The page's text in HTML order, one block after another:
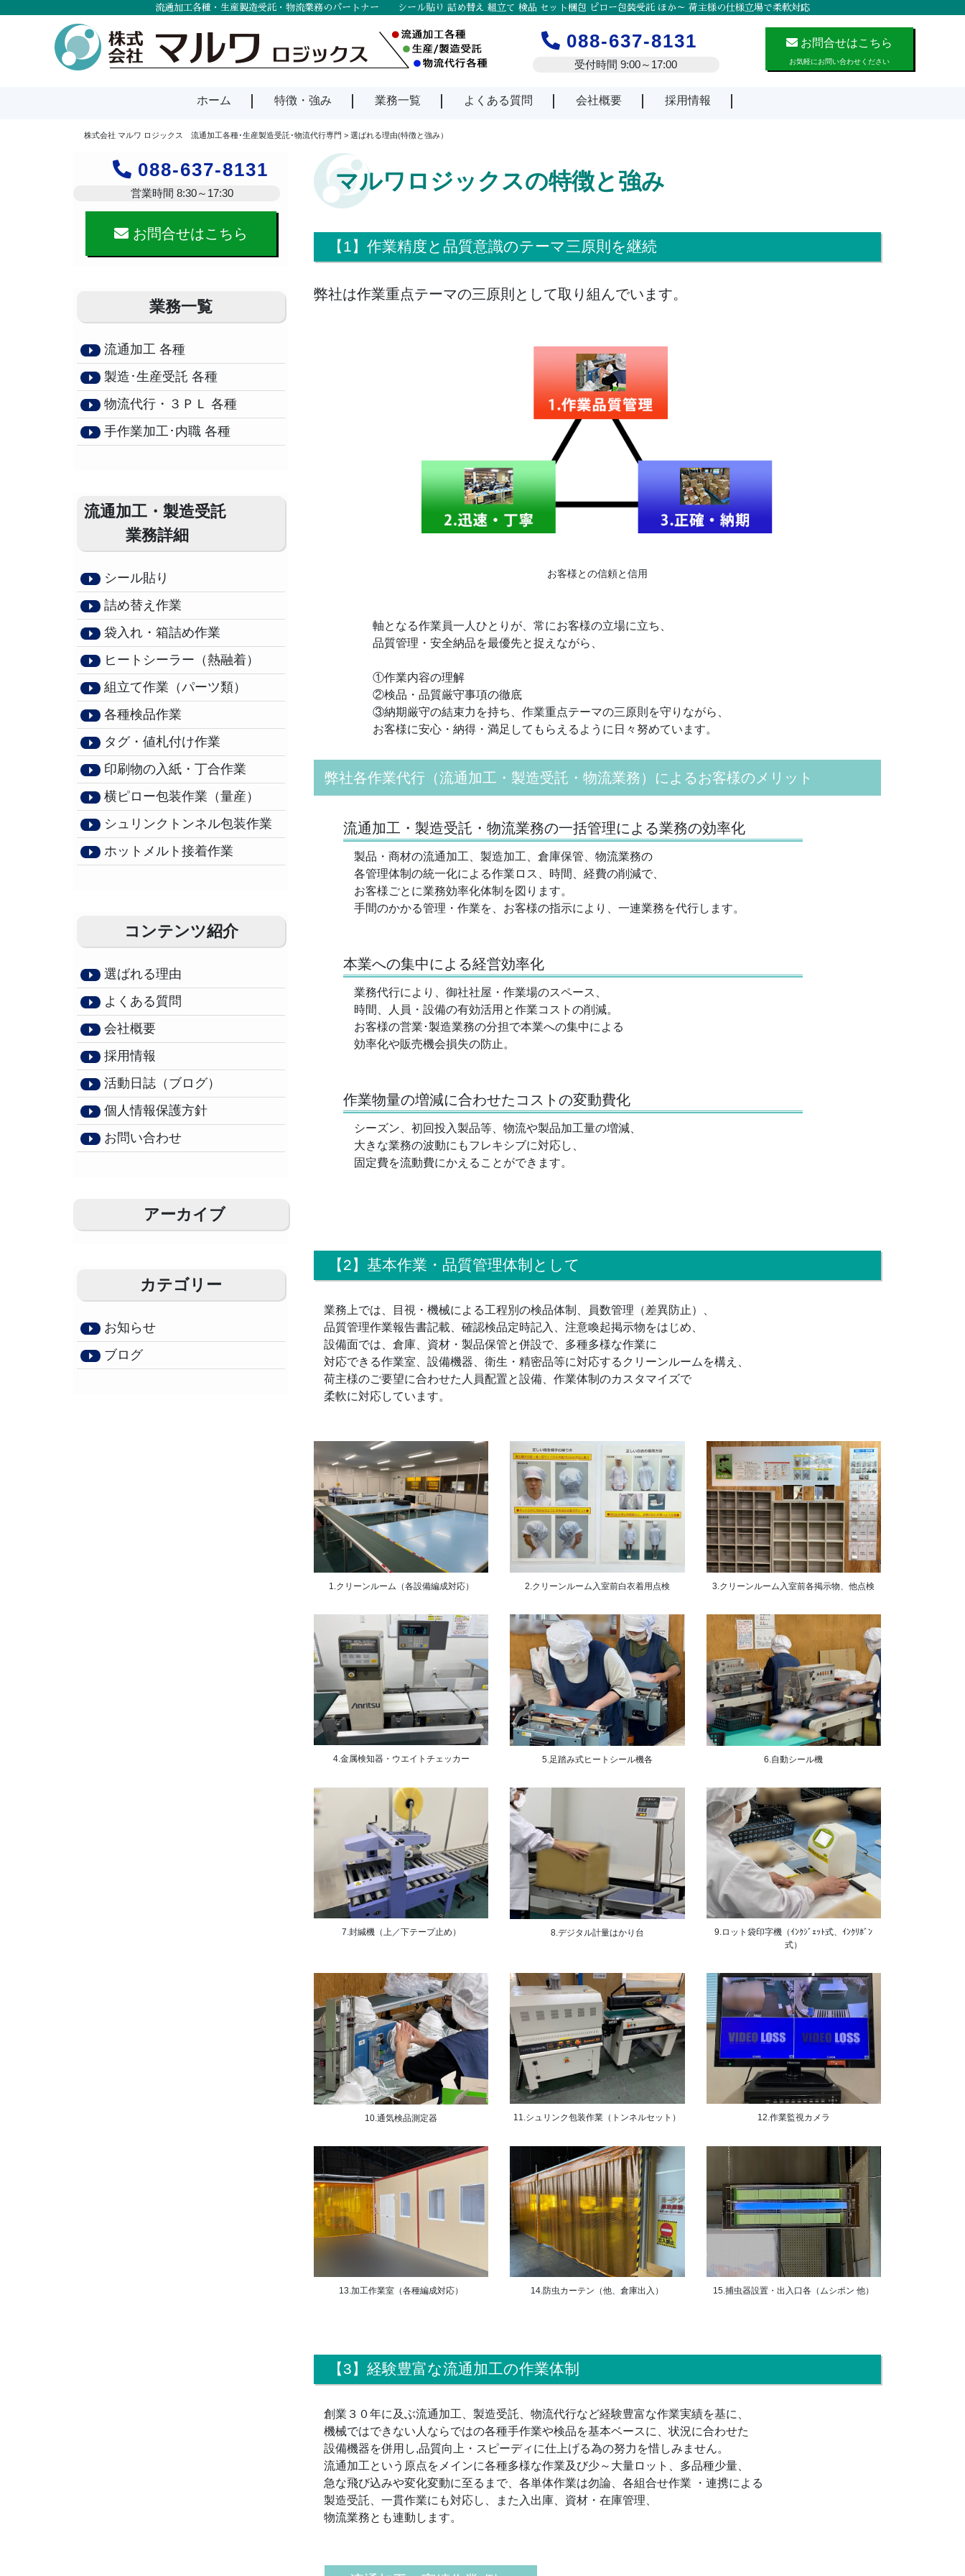
流通加工各種・生産製造受託・物流業務のパートナー シール貼り 詰め替え 組立て 検品 セット梱包 ピロー包装受託 ほか～ 荷主様の仕様立場で柔軟対応
088-637-8131
受付時間 9:00～17:00
お問合せはこちら
お気軽にお問い合わせください
ホーム 特徴・強み 業務一覧 よくある質問 会社概要 採用情報
株式会社 マルワ ロジックス 流通加工各種･生産製造受託･物流代行専門 > 選ばれる理由(特徴と強み）
マルワロジックスの特徴と強み
【1】作業精度と品質意識のテーマ三原則を継続
弊社は作業重点テーマの三原則として取り組んでいます。
お客様との信頼と信用
軸となる作業員一人ひとりが、常にお客様の立場に立ち、
品質管理・安全納品を最優先と捉えながら、
①作業内容の理解
②検品・品質厳守事項の徹底
③納期厳守の結束力を持ち、作業重点テーマの三原則を守りながら、
お客様に安心・納得・満足してもらえるように日々努めています。
弊社各作業代行（流通加工・製造受託・物流業務）によるお客様のメリット
流通加工・製造受託・物流業務の一括管理による業務の効率化
製品・商材の流通加工、製造加工、倉庫保管、物流業務の
各管理体制の統一化による作業ロス、時間、経費の削減で、
お客様ごとに業務効率化体制を図ります。
手間のかかる管理・作業を、お客様の指示により、一連業務を代行します。
本業への集中による経営効率化
業務代行により、御社社屋・作業場のスペース、
時間、人員・設備の有効活用と作業コストの削減。
お客様の営業･製造業務の分担で本業への集中による
効率化や販売機会損失の防止。
作業物量の増減に合わせたコストの変動費化
シーズン、初回投入製品等、物流や製品加工量の増減、
大きな業務の波動にもフレキシブに対応し、
固定費を流動費にかえることができます。
【2】基本作業・品質管理体制として
業務上では、目視・機械による工程別の検品体制、員数管理（差異防止）、
品質管理作業報告書記載、確認検品定時記入、注意喚起掲示物をはじめ、
設備面では、倉庫、資材・製品保管と併設で、多種多様な作業に
対応できる作業室、設備機器、衛生・精密品等に対応するクリーンルームを構え、
荷主様のご要望に合わせた人員配置と設備、作業体制のカスタマイズで
柔軟に対応しています。
1.クリーンルーム（各設備編成対応） 2.クリーンルーム入室前白衣着用点検 3.クリーンルーム入室前各掲示物、他点検
4.金属検知器・ウエイトチェッカー 5.足踏み式ヒートシール機各 6.自動シール機
7.封緘機（上／下テープ止め） 8.デジタル計量はかり台
9.ロット袋印字機（ｲﾝｸｼﾞｪｯﾄ式、ｲﾝｸﾘﾎﾞﾝ
式）
10.通気検品測定器 11.シュリンク包装作業（トンネルセット） 12.作業監視カメラ
13.加工作業室（各種編成対応） 14.防虫カーテン（他、倉庫出入） 15.捕虫器設置・出入口各（ムシポン 他）
【3】経験豊富な流通加工の作業体制
創業３０年に及ぶ流通加工、製造受託、物流代行など経験豊富な作業実績を基に、
機械ではできない人ならではの各種手作業や検品を基本ベースに、状況に合わせた
設備機器を併用し,品質向上・スピーディに仕上げる為の努力を惜しみません。
流通加工という原点をメインに各種多様な作業及び少～大量ロット、多品種少量、
急な飛び込みや変化変動に至るまで、各単体作業は勿論、各組合せ作業 ・連携による
製造受託、一貫作業にも対応し、また入出庫、資材・在庫管理、
物流業務とも連動します。
088-637-8131
営業時間 8:30～17:30
お問合せはこちら
業務一覧
流通加工 各種
製造･生産受託 各種
物流代行・３ＰＬ 各種
手作業加工･内職 各種
流通加工・製造受託
業務詳細
シール貼り
詰め替え作業
袋入れ・箱詰め作業
ヒートシーラー（熱融着）
組立て作業（パーツ類）
各種検品作業
タグ・値札付け作業
印刷物の入紙・丁合作業
横ピロー包装作業（量産）
シュリンクトンネル包装作業
ホットメルト接着作業
コンテンツ紹介
選ばれる理由
よくある質問
会社概要
採用情報
活動日誌（ブログ）
個人情報保護方針
お問い合わせ
アーカイブ
カテゴリー
お知らせ
ブログ